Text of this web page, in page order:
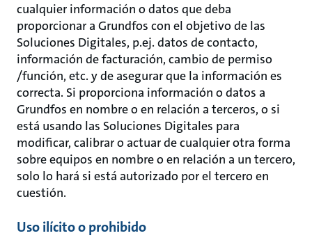
cualquier información o datos que deba
proporcionar a Grundfos con el objetivo de las
Soluciones Digitales, p.ej. datos de contacto,
información de facturación, cambio de permiso
/función, etc. y de asegurar que la información es
correcta. Si proporciona información o datos a
Grundfos en nombre o en relación a terceros, o si
está usando las Soluciones Digitales para
modificar, calibrar o actuar de cualquier otra forma
sobre equipos en nombre o en relación a un tercero,
solo lo hará si está autorizado por el tercero en
cuestión.
Uso ilícito o prohibido